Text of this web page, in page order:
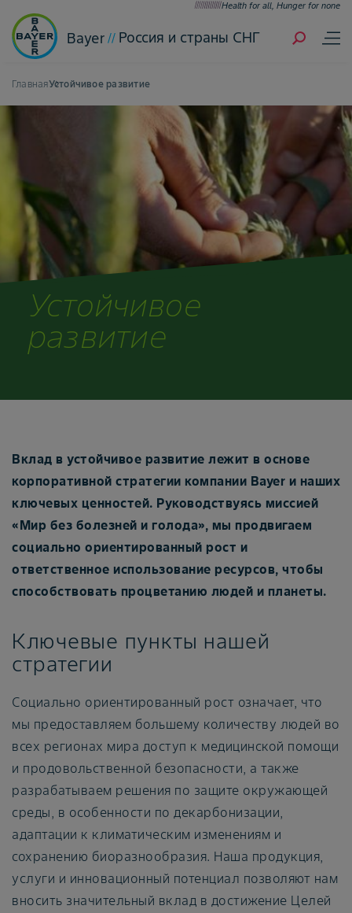
Health for all, Hunger for none
Bayer Россия и страны СНГ
ГлавнаяУстойчивое развитие
Устойчивое
развитие
Вклад в устойчивое развитие лежит в основе
корпоративной стратегии компании Bayer и наших
ключевых ценностей. Руководствуясь миссией
«Мир без болезней и голода», мы продвигаем
социально ориентированный рост и
ответственное использование ресурсов, чтобы
способствовать процветанию людей и планеты.
Ключевые пункты нашей
стратегии
Cоциально ориентированный рост означает, что
мы предоставляем большему количеству людей во
всех регионах мира доступ к медицинской помощи
и продовольственной безопасности, а также
разрабатываем решения по защите окружающей
среды, в особенности по декарбонизации,
адаптации к климатическим изменениям и
сохранению биоразнообразия. Наша продукция,
услуги и инновационный потенциал позволяют нам
вносить значительный вклад в достижение Целей